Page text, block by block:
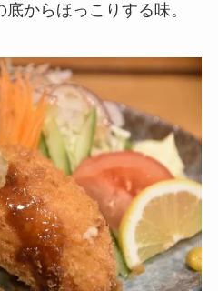
からほっこりする味。